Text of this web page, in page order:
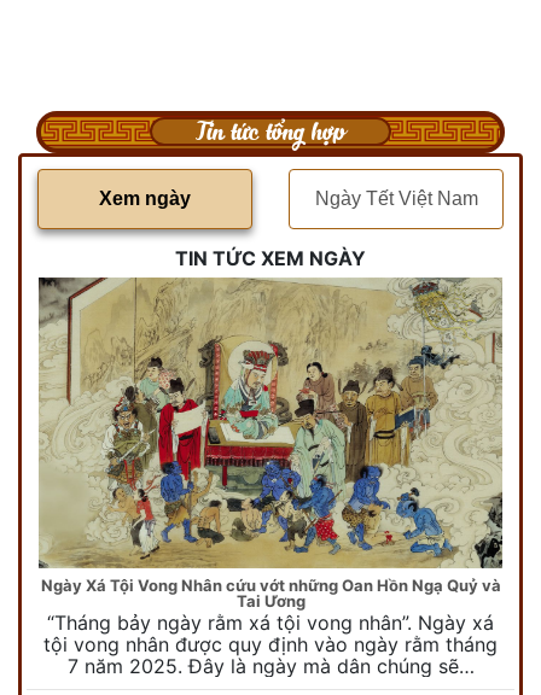
Tin tức tổng hợp
Xem ngày Ngày Tết Việt Nam
TIN TỨC XEM NGÀY
Ngày Xá Tội Vong Nhân cứu vớt những Oan Hồn Ngạ Quỷ và
Tai Ương
“Tháng bảy ngày rằm xá tội vong nhân”. Ngày xá
tội vong nhân được quy định vào ngày rằm tháng
7 năm 2025. Đây là ngày mà dân chúng sẽ…